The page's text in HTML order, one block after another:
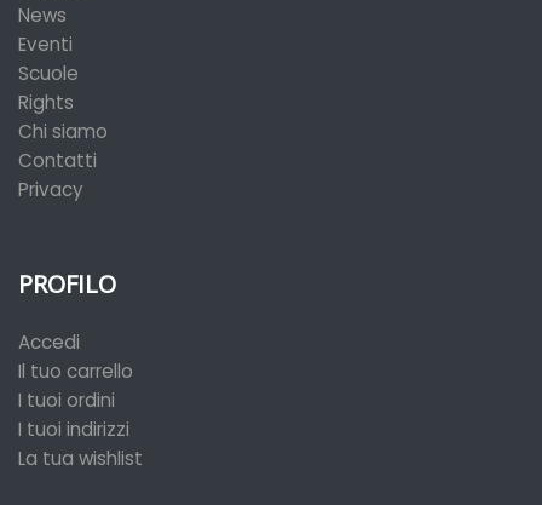
News
Eventi
Scuole
Rights
Chi siamo
Contatti
Privacy
PROFILO
Accedi
Il tuo carrello
I tuoi ordini
I tuoi indirizzi
La tua wishlist